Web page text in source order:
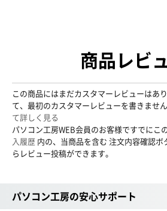
商品レビ
この商品にはまだカスタマーレビューはあ
て、最初のカスタマーレビューを書きませ
て詳しく見る
パソコン工房WEB会員のお客様ですでにこ
入履歴 内の、当商品を含む 注文内容確認
らレビュー投稿ができます。
パソコン工房の安心サポート